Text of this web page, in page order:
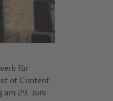
für
of Content
am 29. Juni